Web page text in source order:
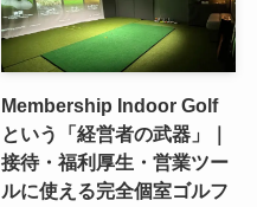
Membership Indoor Golf
という「経営者の武器」｜
接待・福利厚生・営業ツー
ルに使える完全個室ゴルフ